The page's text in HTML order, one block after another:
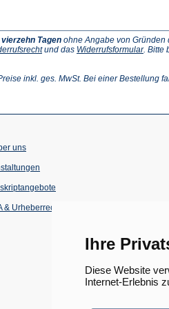
Ihre
Diese Website
Internet-Erlebnis
Tagen ohne Angabe von Gründen
(Öffnet
neuen
und das Widerrufsformular(Öffnet
neuen
. Bitte
inkl. ges. MwSt. Bei einer Bestellung
uns
einem
Tab)
& Urheberrecht